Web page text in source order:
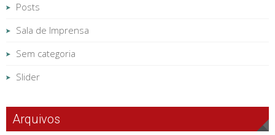
Posts
Sala de Imprensa
Sem categoria
Slider
Arquivos